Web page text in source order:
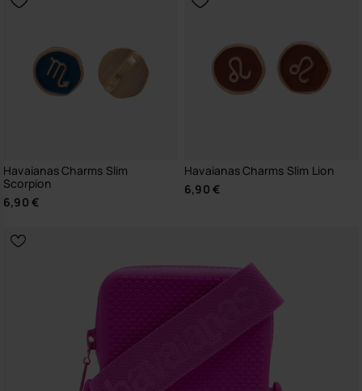
Havaianas Charms Slim
Scorpion
6,90 €
Havaianas Charms Slim Lion
6,90 €